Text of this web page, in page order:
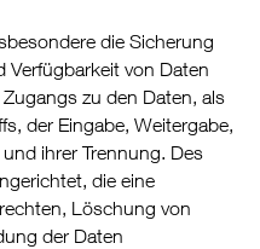
die Sicherung
Verfügbarkeit von Daten
zu den Daten, als
der Eingabe, Weitergabe,
ihrer Trennung. Des
die eine
Löschung von
der Daten